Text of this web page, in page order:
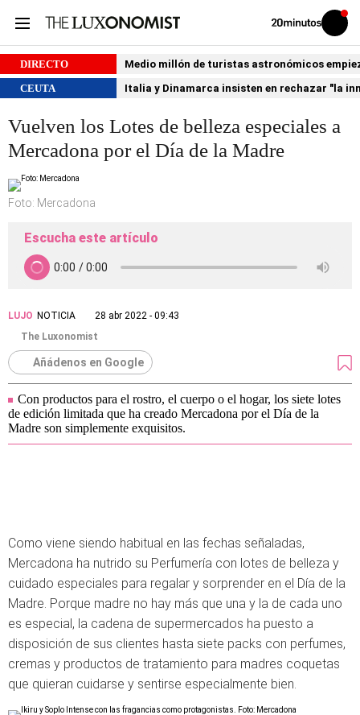
Volver
Iniciar
sesión
DIRECTO
Medio millón de turistas astronómicos
CEUTA
Italia y Dinamarca insisten en rechazar "la
Vuelven los Lotes de belleza especiales a
Mercadona por el Día de la Madre
Foto: Mercadona
Escucha este artículo
LUJO NOTICIA
28 abr 2022 - 09:43
The Luxonomist
Añádenos en Google
Con productos para el rostro, el cuerpo o el hogar, los siete lotes
de edición limitada que ha creado Mercadona por el Día de la
Madre son simplemente exquisitos.
Como viene siendo habitual en las fechas señaladas,
Mercadona ha nutrido su Perfumería con lotes de belleza y
cuidado especiales para regalar y sorprender en el Día de la
Madre. Porque madre no hay más que una y la de cada uno
es especial, la cadena de supermercados ha puesto a
disposición de sus clientes hasta siete packs con perfumes,
cremas y productos de tratamiento para madres coquetas
que quieran cuidarse y sentirse especialmente bien.